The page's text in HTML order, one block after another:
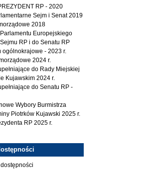
RP - 2020
Sejm i Senat 2019
2018
Europejskiego
RP i do Senatu RP
ogólnokrajowe - 2023 r.
2024 r.
do Rady Miejskiej
Kujawskim 2024 r.
do Senatu RP -
Wybory Burmistrza
Piotrków Kujawski 2025 r.
RP 2025 r.